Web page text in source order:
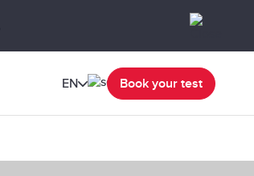
EN Book your test